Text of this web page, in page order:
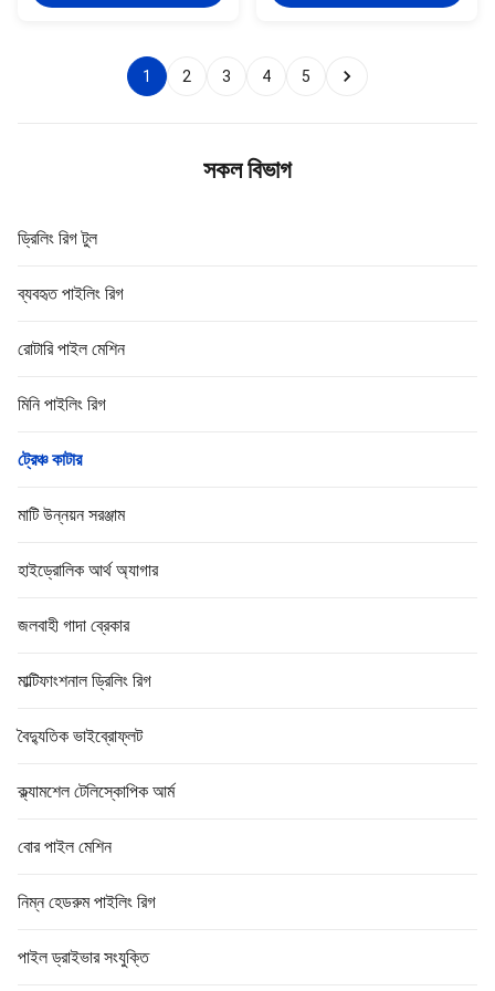
1 2 3 4 5
সকল বিভাগ
ড্রিলিং রিগ টুল
ব্যবহৃত পাইলিং রিগ
রোটারি পাইল মেশিন
মিনি পাইলিং রিগ
ট্রেঞ্চ কাটার
মাটি উন্নয়ন সরঞ্জাম
হাইড্রোলিক আর্থ অ্যাগার
জলবাহী গাদা ব্রেকার
মাল্টিফাংশনাল ড্রিলিং রিগ
বৈদ্যুতিক ভাইব্রোফ্লট
ক্ল্যামশেল টেলিস্কোপিক আর্ম
বোর পাইল মেশিন
নিম্ন হেডরুম পাইলিং রিগ
পাইল ড্রাইভার সংযুক্তি